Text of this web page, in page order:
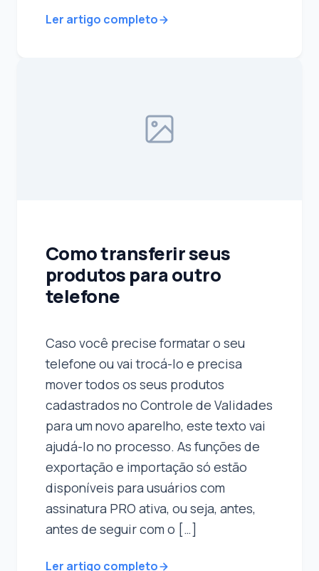
Ler artigo completo
Como transferir seus
produtos para outro
telefone
Caso você precise formatar o seu
telefone ou vai trocá-lo e precisa
mover todos os seus produtos
cadastrados no Controle de Validades
para um novo aparelho, este texto vai
ajudá-lo no processo. As funções de
exportação e importação só estão
disponíveis para usuários com
assinatura PRO ativa, ou seja, antes,
antes de seguir com o […]
Ler artigo completo